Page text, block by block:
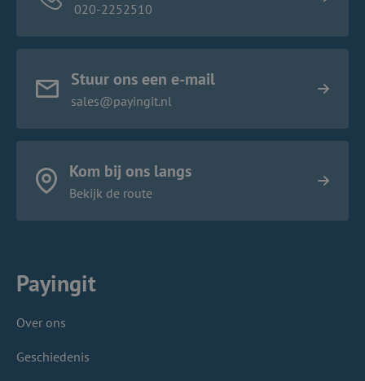
020-2252510
Stuur ons een e-mail
sales@payingit.nl
Kom bij ons langs
Bekijk de route
Payingit
Over ons
Geschiedenis